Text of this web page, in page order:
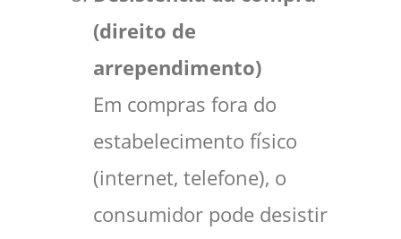
(direito de
arrependimento)
Em compras fora do
estabelecimento físico
(internet, telefone), o
consumidor pode desistir